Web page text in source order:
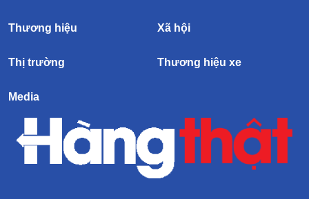
Thương hiệu Xã hội
Thị trường Thương hiệu xe
Media